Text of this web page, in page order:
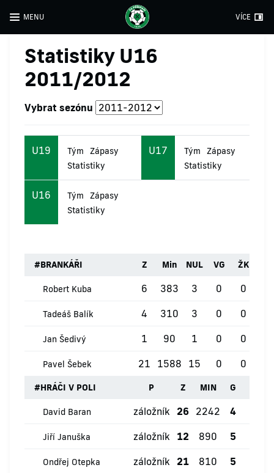
MENU VÍCE
Statistiky U16
2011/2012
Vybrat sezónu
U19 Tým
Zápasy
Statistiky
U17 Tým
Zápasy
Statistiky
U16 Tým
Zápasy
Statistiky
#BRANKÁŘI Z Min NUL VG ŽK
Robert Kuba 6 383 3 0 0
Tadeáš Balík 4 310 3 0 0
Jan Šedivý 1 90 1 0 0
Pavel Šebek 21 1588 15 0 0
#HRÁČI V POLI P Z MIN G
David Baran záložník 26 2242 4
Jiří Januška záložník 12 890 5
Ondřej Otepka záložník 21 810 5